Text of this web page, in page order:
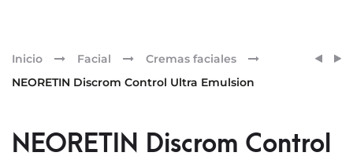
Inicio Facial
Cremas faciales
NEORETIN Discrom Control Ultra Emulsion
NEORETIN Discrom Control